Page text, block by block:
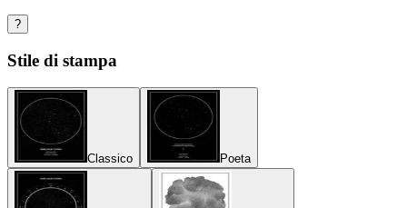
?
Stile di stampa
Classico Poeta